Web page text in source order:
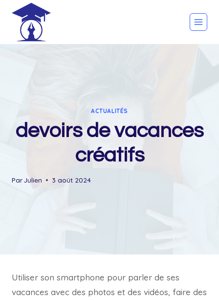
content
ACTUALITÉS
devoirs de vacances
créatifs
ParJulien 3 août 2024
Utiliser son smartphone pour parler de ses
vacances avec des photos et des vidéos, faire des